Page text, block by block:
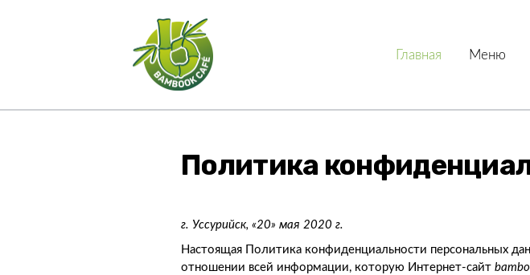
Главная Меню
Политика
г. Уссурийск, «20» мая 2020 г.
Настоящая Политика конфиденциальности персональных
отношении всей информации, которую Интернет-сайт